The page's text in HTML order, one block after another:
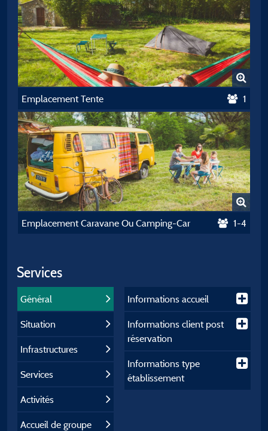
Emplacement Tente 1
Emplacement Caravane Ou Camping-Car 1-4
Services
Général
Situation
Infrastructures
Services
Activités
Accueil de groupe
Informations accueil
Informations client post
réservation
Informations type
établissement